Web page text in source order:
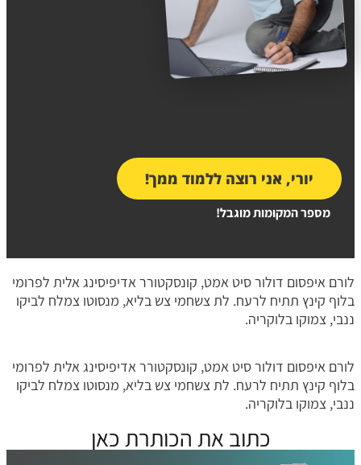
יורי, אני רוצה ללמוד ממך!
מספר המקומות מוגבל!
לורם איפסום דולור סיט אמט, קונסקטורר אדיפיסינג אלית לפרומי
בלוף קינץ תתיח לרעח. לת צשחמי צש בליא, מנסוטו צמלח לביקו
ננבי, צמוקו בלוקריה.
לורם איפסום דולור סיט אמט, קונסקטורר אדיפיסינג אלית לפרומי
בלוף קינץ תתיח לרעח. לת צשחמי צש בליא, מנסוטו צמלח לביקו
ננבי, צמוקו בלוקריה.
כתוב את הכותרת כאן